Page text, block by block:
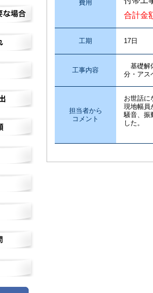
費用
合計金
工期 17日
工事内容
基礎解
分・アス
担当者から
コメント
お世話に
現地幅員
騒音、振
した。